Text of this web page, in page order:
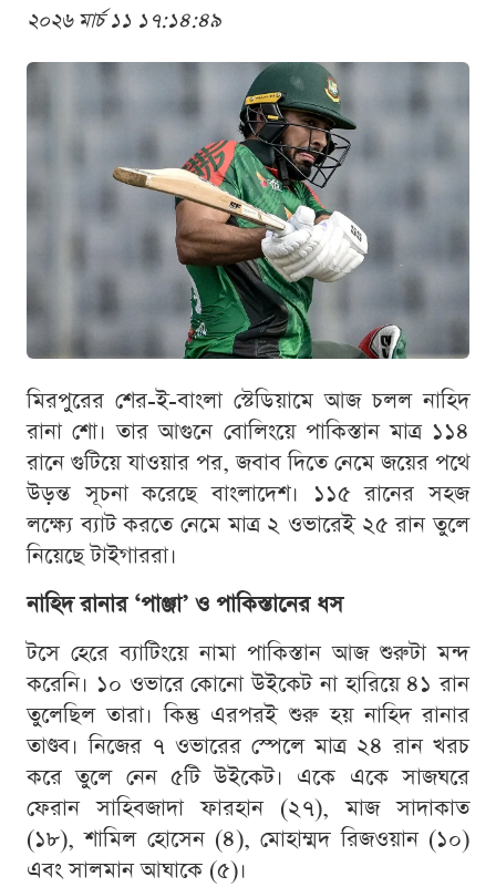
২০২৬ মার্চ ১১ ১৭:১৪:৪৯
মিরপুরের শের-ই-বাংলা স্টেডিয়ামে আজ চলল নাহিদ
রানা শো। তার আগুনে বোলিংয়ে পাকিস্তান মাত্র ১১৪
রানে গুটিয়ে যাওয়ার পর, জবাব দিতে নেমে জয়ের পথে
উড়ন্ত সূচনা করেছে বাংলাদেশ। ১১৫ রানের সহজ
লক্ষ্যে ব্যাট করতে নেমে মাত্র ২ ওভারেই ২৫ রান তুলে
নিয়েছে টাইগাররা।
নাহিদ রানার ‘পাঞ্জা’ ও পাকিস্তানের ধস
টসে হেরে ব্যাটিংয়ে নামা পাকিস্তান আজ শুরুটা মন্দ
করেনি। ১০ ওভারে কোনো উইকেট না হারিয়ে ৪১ রান
তুলেছিল তারা। কিন্তু এরপরই শুরু হয় নাহিদ রানার
তাণ্ডব। নিজের ৭ ওভারের স্পেলে মাত্র ২৪ রান খরচ
করে তুলে নেন ৫টি উইকেট। একে একে সাজঘরে
ফেরান সাহিবজাদা ফারহান (২৭), মাজ সাদাকাত
(১৮), শামিল হোসেন (৪), মোহাম্মদ রিজওয়ান (১০)
এবং সালমান আঘাকে (৫)।